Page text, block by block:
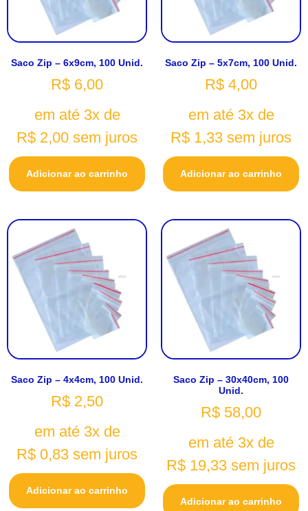
Saco Zip – 6x9cm, 100 Unid.
R$ 6,00
em até 3x de
R$ 2,00 sem juros
Adicionar ao carrinho
Saco Zip – 5x7cm, 100 Unid.
R$ 4,00
em até 3x de
R$ 1,33 sem juros
Adicionar ao carrinho
Saco Zip – 4x4cm, 100 Unid.
R$ 2,50
em até 3x de
R$ 0,83 sem juros
Adicionar ao carrinho
Saco Zip – 30x40cm, 100
Unid.
R$ 58,00
em até 3x de
R$ 19,33 sem juros
Adicionar ao carrinho